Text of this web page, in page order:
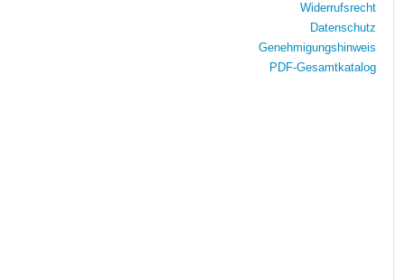
Widerrufsrecht
Datenschutz
Genehmigungshinweis
PDF-Gesamtkatalog